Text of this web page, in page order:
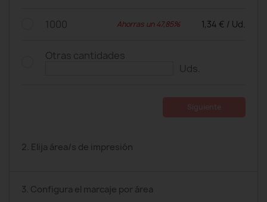
1000 Ahorras un 47,85% 1,34 € / Ud.
Otras cantidades
Uds.
2. Elija área/s de impresión
3. Configura el marcaje por área